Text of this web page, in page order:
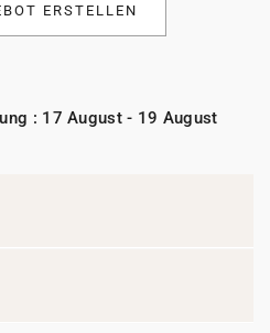
ERSTELLEN
: 17 August - 19 August